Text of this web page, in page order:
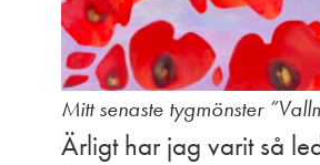
Mitt senaste tygmönster
Ärligt har jag varit så